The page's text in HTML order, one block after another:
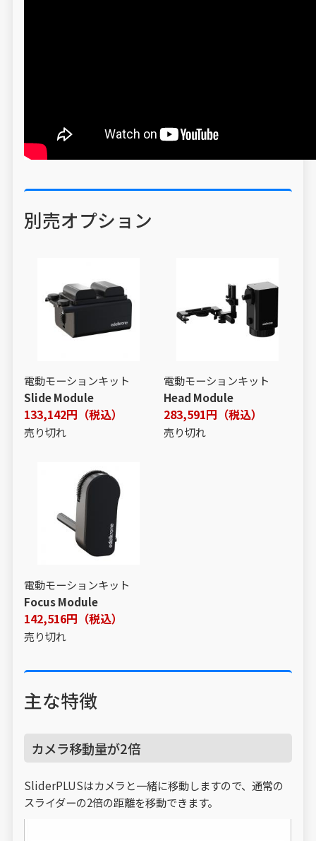
別売オプション
電動モーションキット
Slide Module
133,142円（税込）
売り切れ
電動モーションキット
Head Module
283,591円（税込）
売り切れ
電動モーションキット
Focus Module
142,516円（税込）
売り切れ
主な特徴
カメラ移動量が2倍
SliderPLUSはカメラと一緒に移動しますので、通常の
スライダーの2倍の距離を移動できます。